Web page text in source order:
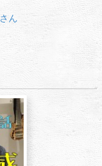
ん